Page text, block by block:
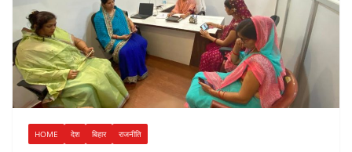
HOME देश बिहार राजनीति